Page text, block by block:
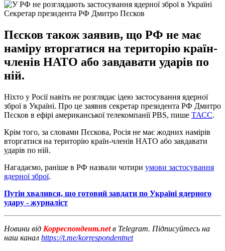
Секретар президента РФ Дмитро Пєсков
Пєсков також заявив, що РФ не має
наміру вторгатися на територію країн-
членів НАТО або завдавати ударів по
ній.
Ніхто у Росії навіть не розглядає ідею застосування ядерної
зброї в Україні. Про це заявив секретар президента РФ Дмитро
Пєсков в ефірі американської телекомпанії PBS, пише ТАСС.
Крім того, за словами Пєскова, Росія не має жодних намірів
вторгатися на територію країн-членів НАТО або завдавати
ударів по ній.
Нагадаємо, раніше в РФ назвали чотири умови застосування
ядерної зброї.
Путін хвалився, що готовий завдати по Україні ядерного
удару - журналіст
Новини від Корреспондент.netв Telegram. Підписуйтесь на
наш канал https://t.me/korrespondentnet